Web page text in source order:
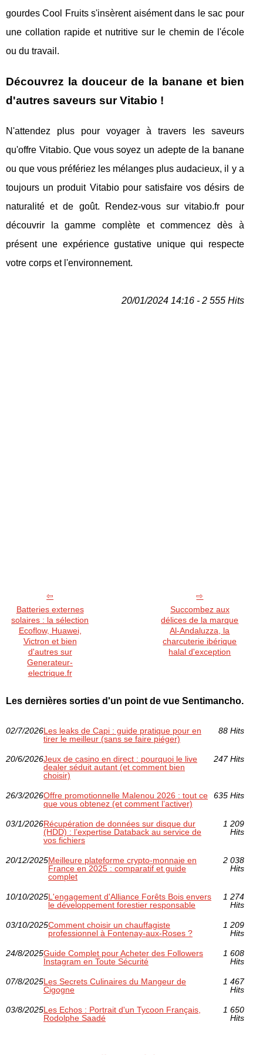
gourdes Cool Fruits s'insèrent aisément dans le sac pour
une collation rapide et nutritive sur le chemin de l'école
ou du travail.
Découvrez la douceur de la banane et bien
d'autres saveurs sur Vitabio !
N'attendez plus pour voyager à travers les saveurs
qu'offre Vitabio. Que vous soyez un adepte de la banane
ou que vous préfériez les mélanges plus audacieux, il y a
toujours un produit Vitabio pour satisfaire vos désirs de
naturalité et de goût. Rendez-vous sur vitabio.fr pour
découvrir la gamme complète et commencez dès à
présent une expérience gustative unique qui respecte
votre corps et l'environnement.
20/01/2024 14:16 - 2 555 Hits
Batteries externes
solaires : la sélection
Ecoflow, Huawei,
Victron et bien
d'autres sur
Generateur-
electrique.fr
Succombez aux
délices de la marque
Al-Andaluzza, la
charcuterie ibérique
halal d'exception
Les dernières sorties d'un point de vue Sentimancho.
02/7/2026Les leaks de Capi : guide pratique pour en
tirer le meilleur (sans se faire piéger)
88 Hits
20/6/2026Jeux de casino en direct : pourquoi le live
dealer séduit autant (et comment bien
choisir)
247 Hits
26/3/2026Offre promotionnelle Malenou 2026 : tout ce
que vous obtenez (et comment l’activer)
635 Hits
03/1/2026Récupération de données sur disque dur
(HDD) : l’expertise Databack au service de
vos fichiers
1 209
Hits
20/12/2025Meilleure plateforme crypto-monnaie en
France en 2025 : comparatif et guide
complet
2 038
Hits
10/10/2025L'engagement d'Alliance Forêts Bois envers
le développement forestier responsable
1 274
Hits
03/10/2025Comment choisir un chauffagiste
professionnel à Fontenay-aux-Roses ?
1 209
Hits
24/8/2025Guide Complet pour Acheter des Followers
Instagram en Toute Sécurité
1 608
Hits
07/8/2025Les Secrets Culinaires du Mangeur de
Cigogne
1 467
Hits
03/8/2025Les Echos : Portrait d'un Tycoon Français,
Rodolphe Saadé
1 650
Hits